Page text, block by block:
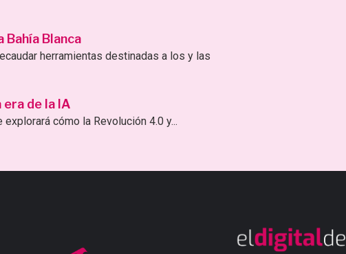
Blanca
herramientas destinadas a los y las
de la IA
cómo la Revolución 4.0 y...